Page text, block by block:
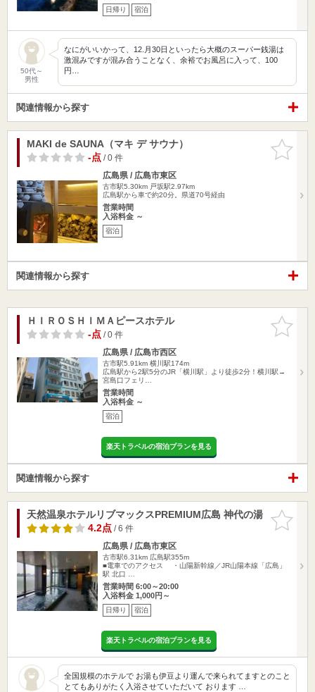
日帰り 宿泊
50代～
男性
なにがいいかって、12.月30日といったら大概のスーパー銭湯は
激混みですが混み合うことなく、余裕でお風呂に入って、100
円…
関連情報から探す
お気に入
りに追加
MAKI de SAUNA（マキ デ サウナ）
-点/ 0 件
広島県 / 広島市東区
古市駅5.30km 戸坂駅2.97km
広島駅から車で約20分。県道70号経由
営業時間
入浴料金 ～
宿泊
関連情報から探す
お気に入
りに追加
ＨＩＲＯＳＨＩＭＡピースホテル
-点/ 0 件
広島県 / 広島市西区
古市駅5.91km 横川駅174m
広島駅から2駅5分のJR「横川駅」より徒歩2分！横川駅→
宮島口フェリ…
営業時間
入浴料金 ～
宿泊
楽天トラベルの宿泊プランを見る
関連情報から探す
お気に入
りに追加
天然温泉ホテルリブマックスPREMIUM広島 神代の湯
4.2点/ 6 件
広島県 / 広島市東区
古市駅6.31km 広島駅355m
■電車でのアクセス ・山陽新幹線／JR山陽本線「広島」
駅 北口 …
営業時間 6:00～20:00
入浴料金 1,000円～
日帰り 宿泊
楽天トラベルの宿泊プランを見る
全国規模のホテルで お湯も伊豆より運んで来られてますとのこと
とてもありがたく入浴させていただいて おります …